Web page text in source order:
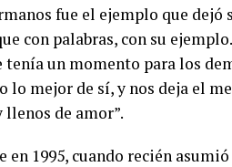
fue el ejemplo que dejó
con palabras, con su
un momento para los
lo mejor de sí, y nos deja el
llenos de amor”.
1995, cuando recién